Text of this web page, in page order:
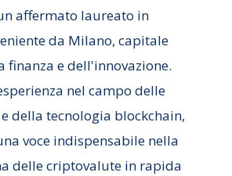
affermato laureato in
da Milano, capitale
finanza e dell'innovazione.
nel campo delle
della tecnologia blockchain,
voce indispensabile nella
delle criptovalute in rapida